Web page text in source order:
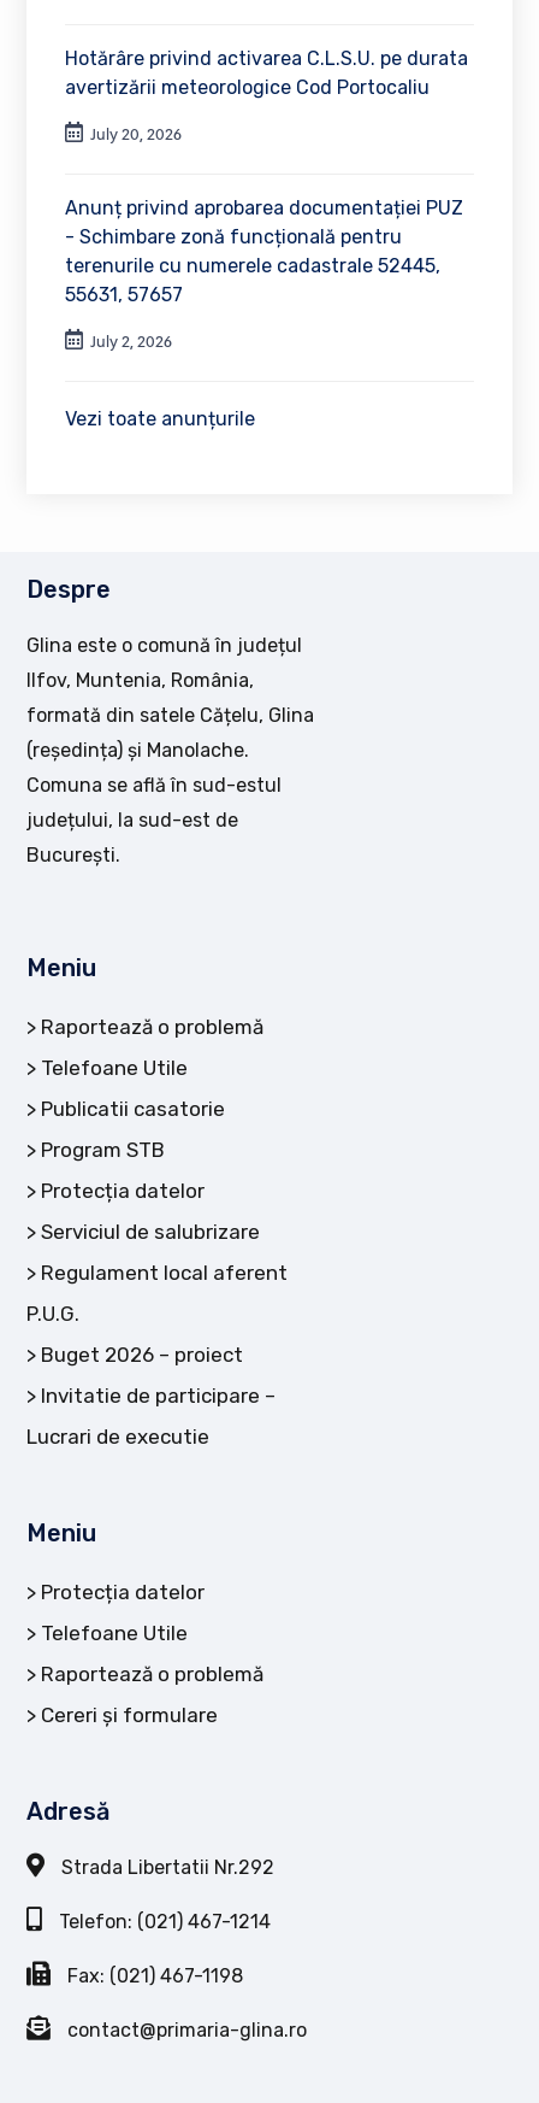
Hotărâre privind activarea C.L.S.U. pe durata
avertizării meteorologice Cod Portocaliu
July 20, 2026
Anunț privind aprobarea documentației PUZ
- Schimbare zonă funcțională pentru
terenurile cu numerele cadastrale 52445,
55631, 57657
July 2, 2026
Vezi toate anunțurile
Despre
Glina este o comună în județul
Ilfov, Muntenia, România,
formată din satele Cățelu, Glina
(reședința) și Manolache.
Comuna se află în sud-estul
județului, la sud-est de
București.
Meniu
Raportează o problemă
Telefoane Utile
Publicatii casatorie
Program STB
Protecția datelor
Serviciul de salubrizare
Regulament local aferent
P.U.G.
Buget 2026 – proiect
Invitatie de participare –
Lucrari de executie
Meniu
Protecția datelor
Telefoane Utile
Raportează o problemă
Cereri și formulare
Adresă
Strada Libertatii Nr.292
Telefon: (021) 467-1214
Fax: (021) 467-1198
contact@primaria-glina.ro